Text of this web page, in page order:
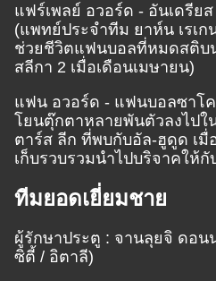
แฟร์เพลย์ อวอร์ด - อันเดรีย
(แพทย์ประจำทีม ยาห์น เรเ
ช่วยชีวิตแฟนบอลที่หมดสติบ
สลีกา 2 เมื่อเดือนเมษายน)
แฟน อวอร์ด - แฟนบอลซาโ
โยนตุ๊กตาหลายพันตัวลงไปใ
ตาร์ส ลีก ที่พบกับอัล-ฮูดูด เ
เก็บรวบรวมนำไปบริจาคให้กั
ทีมยอดเยี่ยมชาย
ผู้รักษาประตู : จานลุยจิ ดอน
ซิตี้ / อิตาลี)